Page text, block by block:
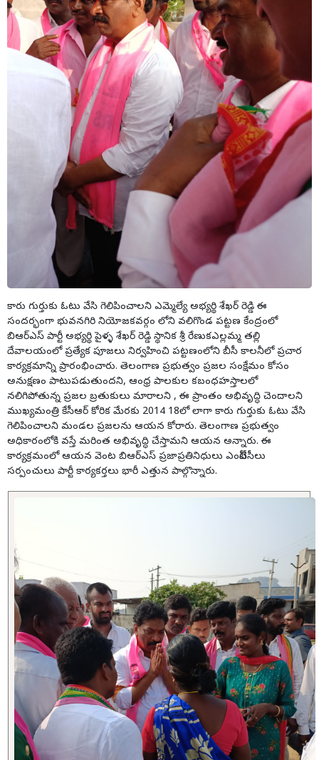
కారు గుర్తుకు ఓటు వేసి గెలిపించాలని ఎమ్మెల్యే అభ్యర్థి శేఖర్ రెడ్డి ఈ
సందర్భంగా భువనగిరి నియోజకవర్గం లోని వలిగొండ పట్టణ కేంద్రంలో
బిఆర్ఎస్ పార్టీ అభ్యర్థి పైళ్ళ శేఖర్ రెడ్డి స్థానిక శ్రీ రేణుకఎల్లమ్మ తల్లి
దేవాలయంలో ప్రత్యేక పూజలు నిర్వహించి పట్టణంలోని బీసీ కాలనీలో ప్రచార
కార్యక్రమాన్ని ప్రారంభించారు. తెలంగాణ ప్రభుత్వం ప్రజల సంక్షేమం కోసం
అనుక్షణం పాటుపడుతుందని, ఆంధ్ర పాలకుల కబంధహస్తాలలో
నలిగిపోతున్న ప్రజల బ్రతుకులు మారాలని , ఈ ప్రాంతం అభివృద్ధి చెందాలని
ముఖ్యమంత్రి కేసీఆర్ కోరిక మేరకు 2014 18లో లాగా కారు గుర్తుకు ఓటు వేసి
గెలిపించాలని మండల ప్రజలను ఆయన కోరారు. తెలంగాణ ప్రభుత్వం
అధికారంలోకి వస్తే మరింత అభివృద్ధి చేస్తామని ఆయన అన్నారు. ఈ
కార్యక్రమంలో ఆయన వెంట బిఆర్ఎస్ ప్రజాప్రతినిధులు ఎంపీటీసీలు
సర్పంచులు పార్టీ కార్యకర్తలు భారీ ఎత్తున పాల్గొన్నారు.